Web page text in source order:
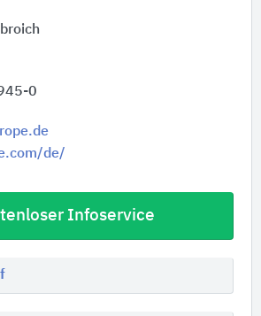
0
de/
Infoservice